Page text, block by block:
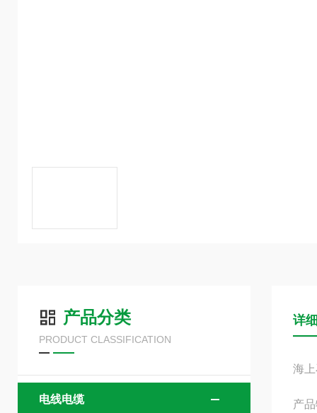
产品分类
PRODUCT CLASSIFICATION
电线电缆
详
海
产